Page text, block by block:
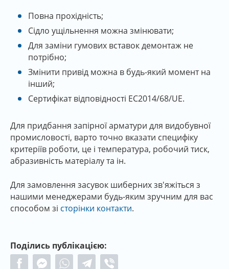
Повна прохідність;
Сідло ущільнення можна змінювати;
Для заміни гумових вставок демонтаж не
потрібно;
Змінити привід можна в будь-який момент на
інший;
Сертифікат відповідності ЕС2014/68/UE.
Для придбання запірної арматури для видобувної
промисловості, варто точно вказати специфіку
критеріїв роботи, це і температура, робочий тиск,
абразивність матеріалу та ін.
Для замовлення засувок шиберних зв'яжіться з
нашими менеджерами будь-яким зручним для вас
способом зі сторінки контакти.
Поділись публікацією: